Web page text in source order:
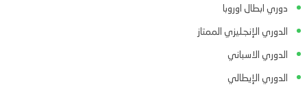
دوري ابطال اوروبا
الدوري الإنجليزي الممتاز
الدوري الاسباني
الدوري الإيطالي